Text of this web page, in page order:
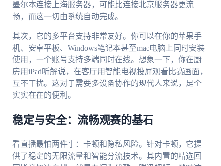
墨尔本连接上海服务器，可能比连接北京服务器更流
畅，而这一切由系统自动完成。
其次，它的多平台支持非常友好。你可以在你的苹果手
机、安卓平板、Windows笔记本甚至mac电脑上同时安装
使用，一个账号支持多端同时在线。想象一下，你在厨
房用iPad听解说，在客厅用智能电视投屏观看比赛画面，
互不干扰。这对于需要多设备协作的现代人来说，是个
实实在在的便利。
稳定与安全：流畅观赛的基石
看直播最怕两件事：卡顿和隐私风险。针对卡顿，它提
供了稳定的无限流量和智能分流技术。其内置的精选回